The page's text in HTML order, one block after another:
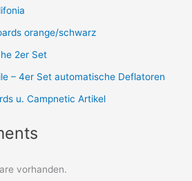
orange/schwarz
2er Set
– 4er Set automatische Deflatoren
u. Campnetic Artikel
vorhanden.